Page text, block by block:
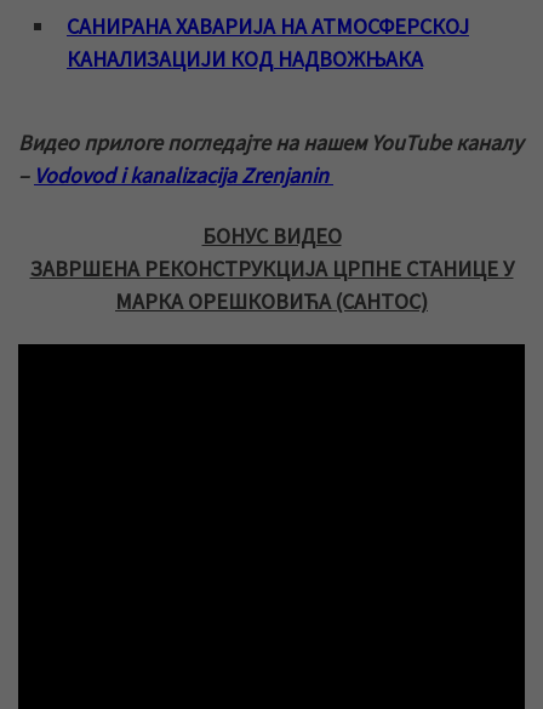
САНИРАНА ХАВАРИЈА НА АТМОСФЕРСКОЈ
КАНАЛИЗАЦИЈИ КОД НАДВОЖЊАКА
Видео прилоге погледајте на нашем YouTube каналу
– Vodovod i kanalizacija Zrenjanin
БОНУС ВИДЕО
ЗАВРШЕНА РЕКОНСТРУКЦИЈА ЦРПНЕ СТАНИЦЕ У
МАРКА ОРЕШКОВИЋА (САНТОС)